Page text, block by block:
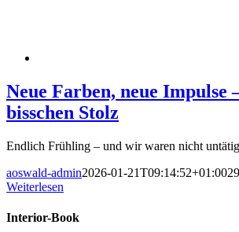
Neue Farben, neue Impulse
bisschen Stolz
Endlich Frühling – und wir waren nicht
aoswald-admin2026-01-21T09:14:52+01:00
Weiterlesen
Interior-Book